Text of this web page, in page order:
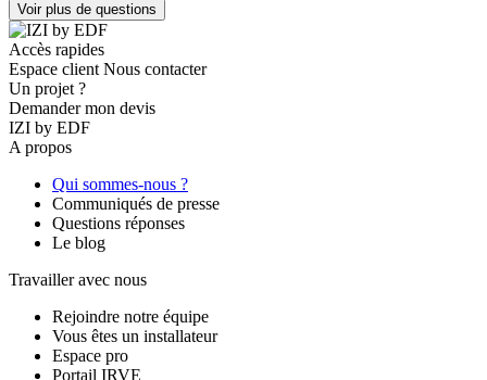
Voir plus de questions
Accès rapides
Espace client Nous contacter
Un projet ?
Demander mon devis
IZI by EDF
A propos
Qui sommes-nous ?
Communiqués de presse
Questions réponses
Le blog
Travailler avec nous
Rejoindre notre équipe
Vous êtes un installateur
Espace pro
Portail IRVE